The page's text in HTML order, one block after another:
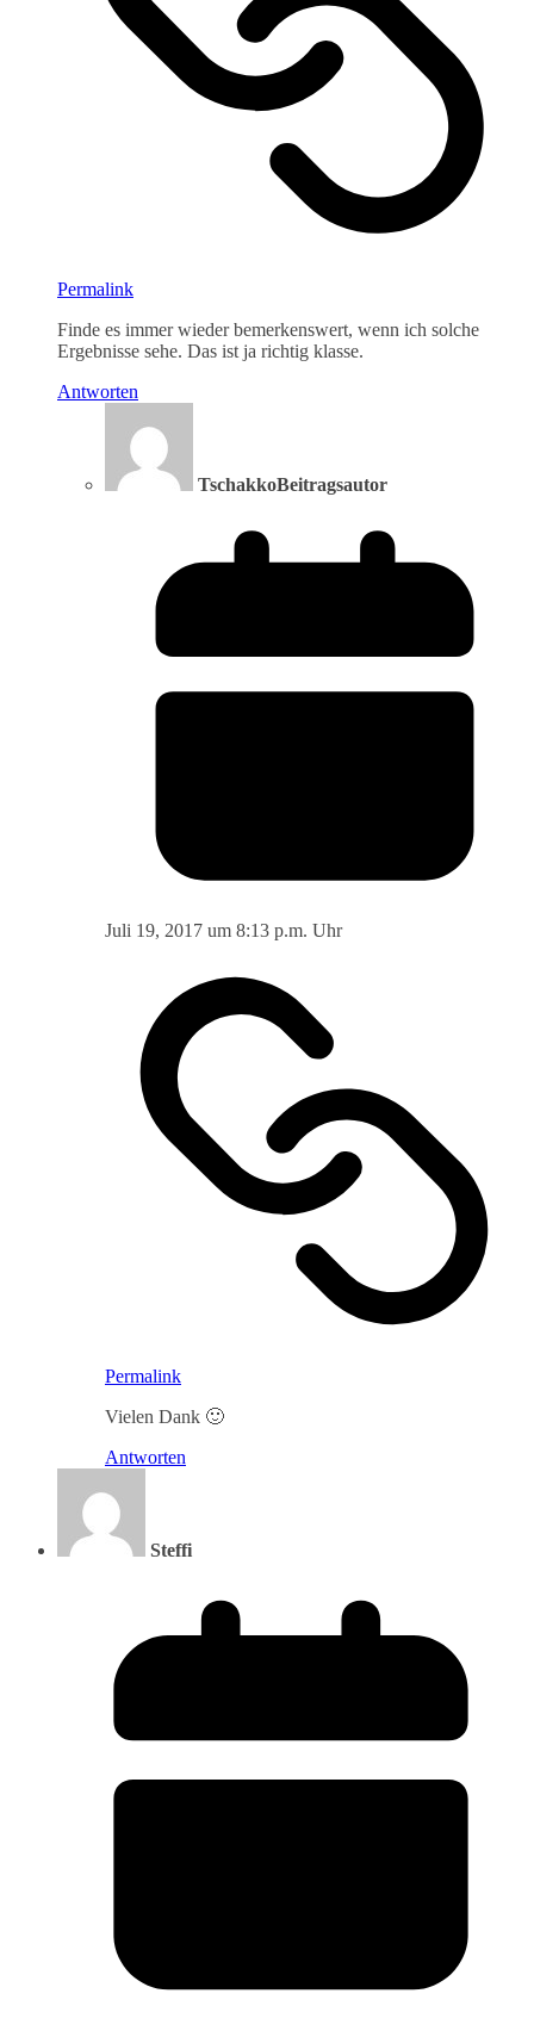
Permalink
Finde es immer wieder bemerkenswert, wenn ich solche
Ergebnisse sehe. Das ist ja richtig klasse.
Antworten
TschakkoBeitragsautor
Juli 19, 2017 um 8:13 p.m. Uhr
Permalink
Vielen Dank 🙂
Antworten
Steffi